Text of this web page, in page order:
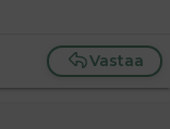
Vastaa